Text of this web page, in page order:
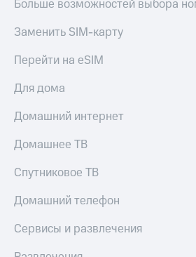
Больше возможностей выбора
Заменить SIM-карту
Перейти на eSIM
Для дома
Домашний интернет
Домашнее ТВ
Спутниковое ТВ
Домашний телефон
Сервисы и развлечения